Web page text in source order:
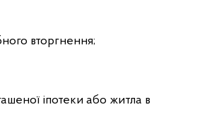
вторгнення;
іпотеки або житла в